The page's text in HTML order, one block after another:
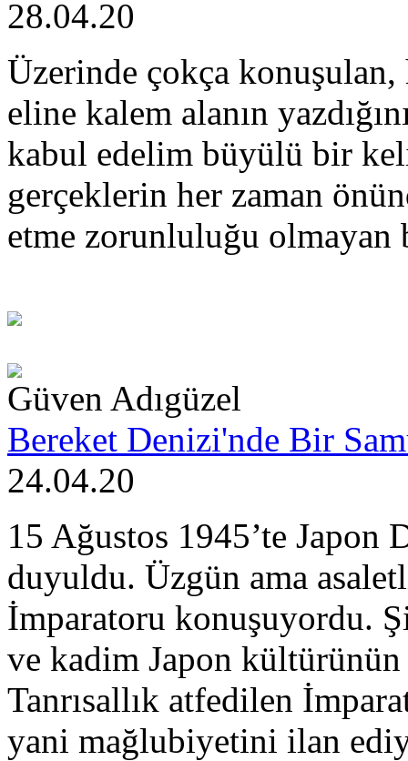
28.04.20
Üzerinde çokça konuşulan,
eline kalem alanın
kabul edelim büyülü bir
gerçeklerin her zaman
etme zorunluluğu
Güven Adıgüzel
Bereket Denizi'nde Bir
24.04.20
15 Ağustos 1945’te Japon
duyuldu. Üzgün ama
İmparatoru konuşuyordu.
ve kadim Japon kültürünün
Tanrısallık atfedilen
yani mağlubiyetini ilan